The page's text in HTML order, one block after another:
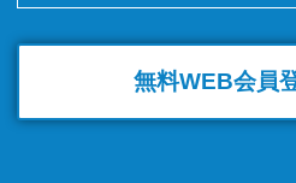
無料WEB会員